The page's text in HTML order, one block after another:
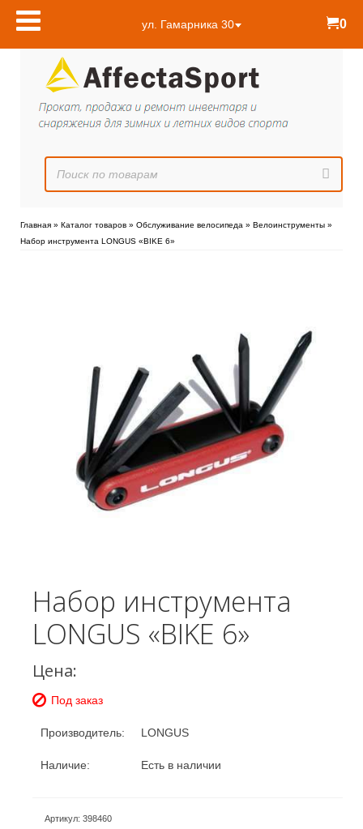
ул. Гамарника 30 0
Главная » Каталог товаров » Обслуживание велосипеда » Велоинструменты »
Набор инструмента LONGUS «BIKE 6»
Набор инструмента
LONGUS «BIKE 6»
Цена:
Под заказ
Производитель: LONGUS
Наличие: Есть в наличии
Артикул: 398460